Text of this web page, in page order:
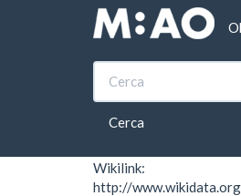
Vés al contingut
Cerca
Inici Entorns de
Entorns
Wikilink:
http://